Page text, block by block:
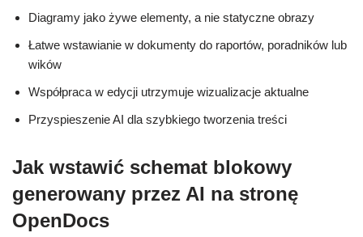
Diagramy jako żywe elementy, a nie statyczne obrazy
Łatwe wstawianie w dokumenty do raportów, poradników lub
wików
Współpraca w edycji utrzymuje wizualizacje aktualne
Przyspieszenie AI dla szybkiego tworzenia treści
Jak wstawić schemat blokowy
generowany przez AI na stronę
OpenDocs